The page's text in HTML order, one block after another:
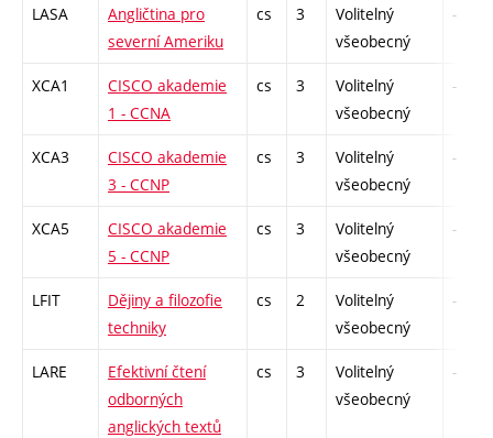
LASA
Angličtina pro
severní Ameriku
cs 3
Volitelný
všeobecný
-
XCA1
CISCO akademie
1 - CCNA
cs 3
Volitelný
všeobecný
-
XCA3
CISCO akademie
3 - CCNP
cs 3
Volitelný
všeobecný
-
XCA5
CISCO akademie
5 - CCNP
cs 3
Volitelný
všeobecný
-
LFIT
Dějiny a filozofie
techniky
cs 2
Volitelný
všeobecný
-
LARE
Efektivní čtení
odborných
anglických textů
cs 3
Volitelný
všeobecný
-